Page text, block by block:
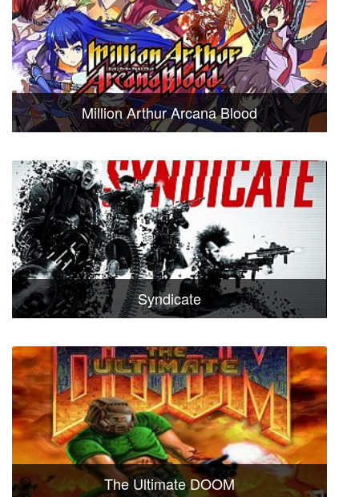
Million Arthur Arcana Blood
Syndicate
The Ultimate DOOM